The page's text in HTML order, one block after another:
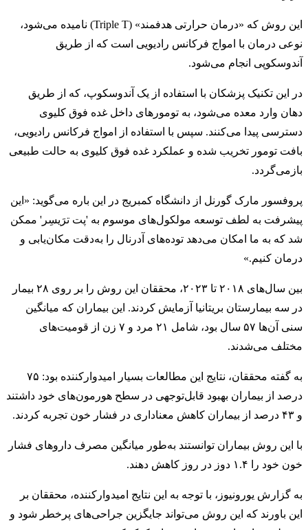
این روش که «درمان حرارتی هدفمند» (Triple T) نامیده می‌شود،
نوعی درمان با امواج فرکانس رادیویی است که از طریق
آندوسکوپی انجام می‌شود.
در این تکنیک پزشکان با استفاده از یک آندوسکوپ، که از طریق
دهان وارد معده می‌شود، به تومورهای داخل غده فوق کلیوی
دسترسی پیدا می‌کنند. سپس با استفاده از امواج فرکانس رادیویی،
بافت تومور تخریب شده و عملکرد غده فوق کلیوی به حالت طبیعی
بازمی‌گردد.
پروفسور مارک گورنل از دانشگاه کمبریج در این باره می‌گوید: «این
پیشرفت به لطف توسعه مولکول‌های موسوم به 'پت ترَیسِر' ممکن
شد که به ما امکان می‌دهد توده‌های آدرنال را به‌دقت مکان‌یابی و
درمان کنیم.»
بین سال‌های ۲۰۱۸ تا ۲۰۲۳، محققان این روش را بر روی ۲۸ بیمار
در سه بیمارستان بریتانیا آزمایش کردند. این بیماران که میانگین
سنی آن‌ها ۵۷ سال بود، شامل ۲۱ مرد و ۷ زن از قومیت‌های
مختلف می‌شدند.
به گفته محققان، نتایج این مطالعات بسیار امیدوارکننده بود: ۷۵
درصد از بیماران بهبود قابل‌توجهی در سطح هورمون‌های خود داشتند
و ۴۳ درصد از بیماران کاهش معناداری در فشار خون تجربه کردند.
با این روش بیماران توانستند به‌طور میانگین مصرف داروهای فشار
خون خود را ۱.۴ دوز در روز کاهش دهند.
به گزارش یورونیوز، با توجه به این نتایج امیدوارکننده، محققان بر
این باورند که این روش می‌تواند جایگزین جراحی‌های پرخطر شود و